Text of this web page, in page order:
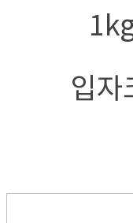
입